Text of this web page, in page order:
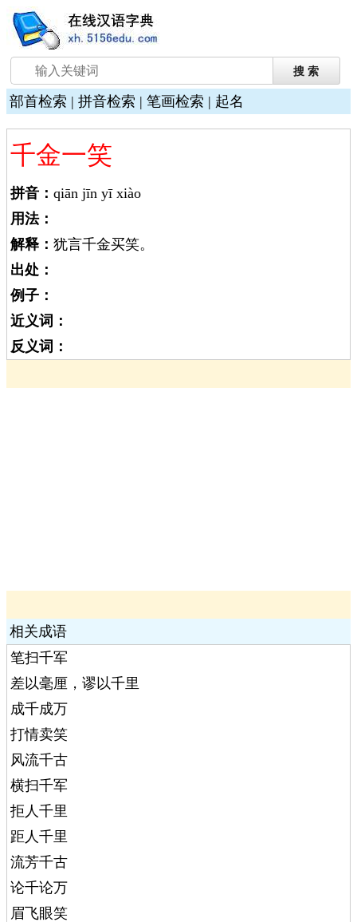
部首检索 | 拼音检索 | 笔画检索 | 起名
千金一笑
拼音： qiān jīn yī xiào
用法：
解释： 犹言千金买笑。
出处：
例子：
近义词：
反义词：
相关成语
笔扫千军
差以毫厘，谬以千里
成千成万
打情卖笑
风流千古
横扫千军
拒人千里
距人千里
流芳千古
论千论万
眉飞眼笑